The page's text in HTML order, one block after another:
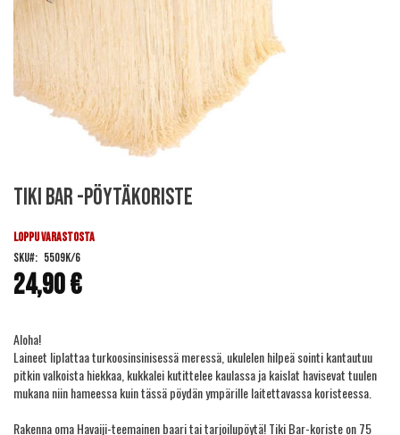
to
beginning
the
images
gallery
Tiki Bar -pöytäkoriste
24,90 €
LOPPU VARASTOSTA
SKU
5509K/6
Aloha!
Laineet liplattaa turkoosinsinisessä meressä, ukulelen hilpeä sointi kantautuu
pitkin valkoista hiekkaa, kukkalei kutittelee kaulassa ja kaislat havisevat tuulen
mukana niin hameessa kuin tässä pöydän ympärille laitettavassa koristeessa.
Rakenna oma Havaiji-teemainen baari tai tarjoilupöytä! Tiki Bar-koriste on 75